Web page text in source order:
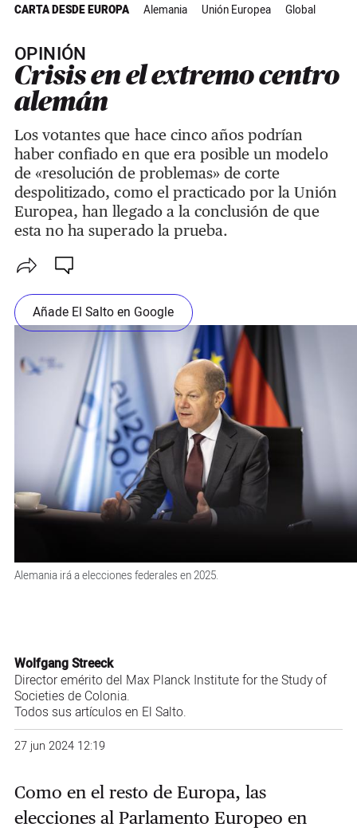
CARTA DESDE EUROPA Alemania Unión Europea Global
OPINIÓN
Crisis en el extremo centro
alemán
Los votantes que hace cinco años podrían
haber confiado en que era posible un modelo
de «resolución de problemas» de corte
despolitizado, como el practicado por la Unión
Europea, han llegado a la conclusión de que
esta no ha superado la prueba.
Añade El Salto en Google
Alemania irá a elecciones federales en 2025.
Wolfgang Streeck
Director emérito del Max Planck Institute for the Study of
Societies de Colonia.
Todos sus artículos en El Salto.
27 jun 2024 12:19
Como en el resto de Europa, las
elecciones al Parlamento Europeo en